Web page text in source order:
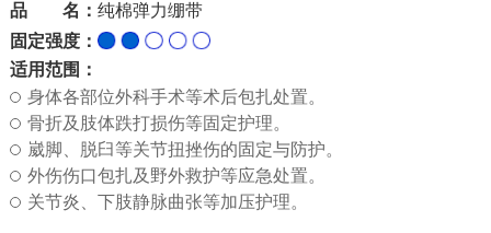
我
们
产
品
品 名： 纯棉弹力绷带
固定强度：
适用范围：
身体各部位外科手术等术后包扎处置。
骨折及肢体跌打损伤等固定护理。
崴脚、脱臼等关节扭挫伤的固定与防护。
外伤伤口包扎及野外救护等应急处置。
关节炎、下肢静脉曲张等加压护理。